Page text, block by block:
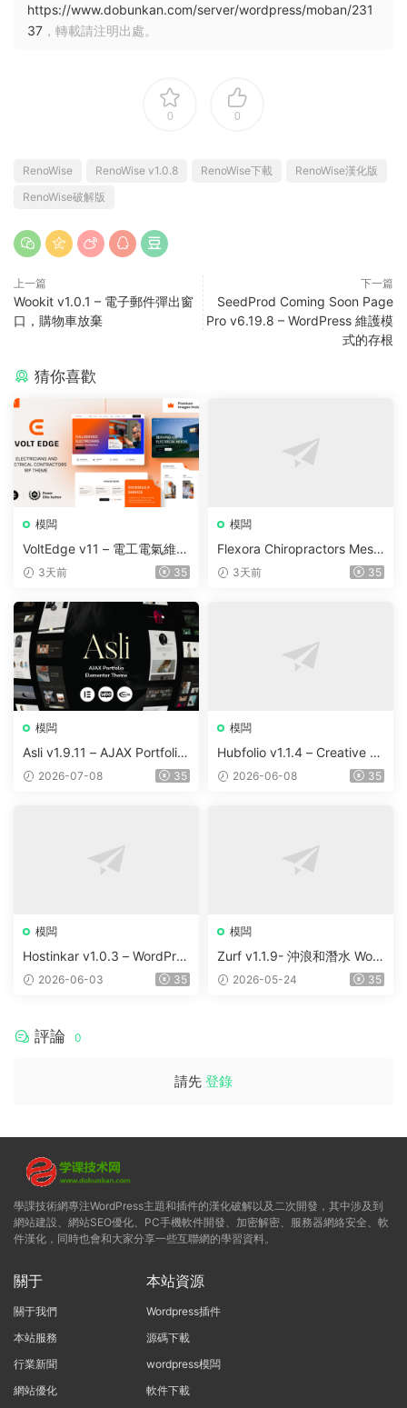
https://www.dobunkan.com/server/wordpress/moban/231
37 ，轉載請注明出處。
0 0
RenoWise RenoWise v1.0.8 RenoWise下載
RenoWise漢化版
RenoWise破解版
上一篇
Wookit v1.0.1 – 電子郵件彈出窗
口，購物車放棄
下一篇
SeedProd Coming Soon Page
Pro v6.19.8 – WordPress 維護模
式的存根
猜你喜歡
模闆
VoltEdge v11 – 電工電氣維修
WordPress 主題
3天前 35
模闆
Flexora Chiropractors Mess
age and Physical Therapist
3天前 35
模闆
Asli v1.9.11 – AJAX Portfolio
Elementor WordPress Them
2026-07-08 35
模闆
Hubfolio v1.1.4 – Creative P
ortfolio & Digital Agency Wo
2026-06-08 35
模闆
Hostinkar v1.0.3 – WordPres
s & WHMCS 主題
2026-06-03 35
模闆
Zurf v1.1.9- 沖浪和潛水 Wor
dPress主題
2026-05-24 35
評論 0
請先 登錄
學課技術網專注WordPress主題和插件的漢化破解以及二次開發，其中涉及到
網站建設、網站SEO優化、PC手機軟件開發、加密解密、服務器網絡安全、軟
件漢化，同時也會和大家分享一些互聯網的學習資料。
關于
關于我們
本站服務
行業新聞
網站優化
本站資源
Wordpress插件
源碼下載
wordpress模闆
軟件下載